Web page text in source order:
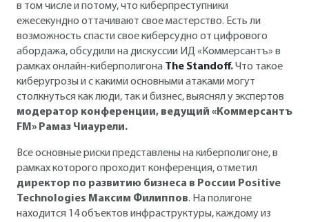
в том числе и потому, что киберпреступники
ежесекундно оттачивают свое мастерство. Есть ли
возможность спасти свое киберсудно от цифрового
абордажа, обсудили на дискуссии ИД «Коммерсантъ» в
рамках онлайн-киберполигона The Standoff.Что такое
киберугрозы и с какими основными атаками могут
столкнуться как люди, так и бизнес, выяснял у экспертов
модератор конференции, ведущий «Коммерсантъ
FM» Рамаз Чиаурели.
Все основные риски представлены на киберполигоне, в
рамках которого проходит конференция, отметил
директор по развитию бизнеса в России Positive
Technologies Максим Филиппов. На полигоне
находится 14 объектов инфраструктуры, каждому из